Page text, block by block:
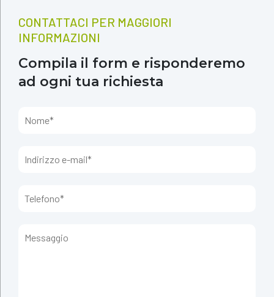
CONTATTACI PER MAGGIORI
INFORMAZIONI
Compila il form e risponderemo
ad ogni tua richiesta